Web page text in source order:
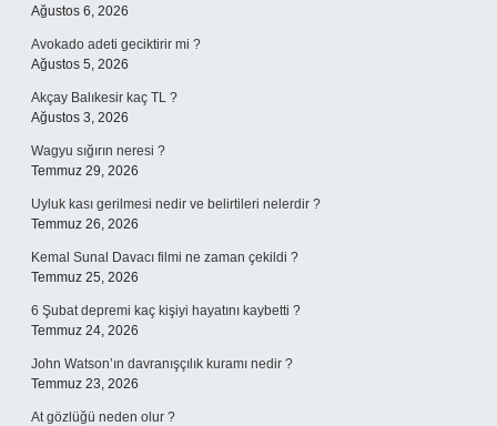
Ağustos 6, 2026
Avokado adeti geciktirir mi ?
Ağustos 5, 2026
Akçay Balıkesir kaç TL ?
Ağustos 3, 2026
Wagyu sığırın neresi ?
Temmuz 29, 2026
Uyluk kası gerilmesi nedir ve belirtileri nelerdir ?
Temmuz 26, 2026
Kemal Sunal Davacı filmi ne zaman çekildi ?
Temmuz 25, 2026
6 Şubat depremi kaç kişiyi hayatını kaybetti ?
Temmuz 24, 2026
John Watson’ın davranışçılık kuramı nedir ?
Temmuz 23, 2026
At gözlüğü neden olur ?